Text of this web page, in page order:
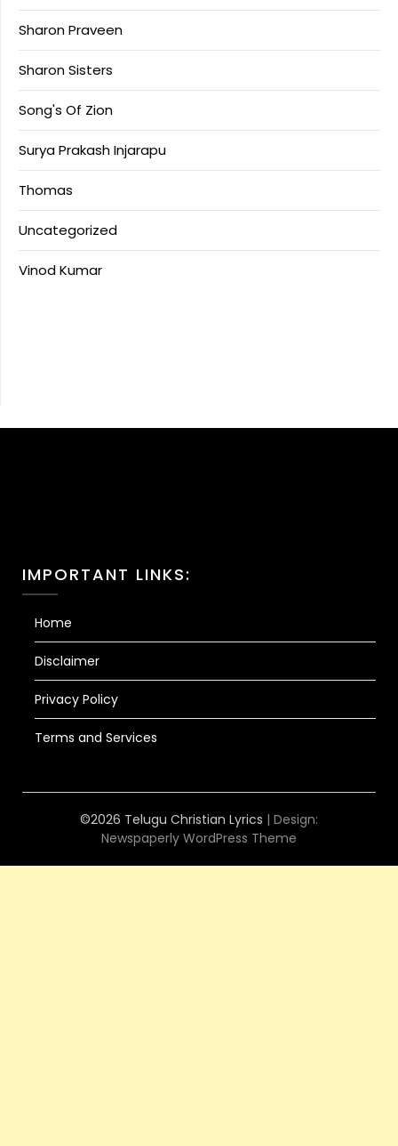
Sharon Praveen
Sharon Sisters
Song's Of Zion
Surya Prakash Injarapu
Thomas
Uncategorized
Vinod Kumar
IMPORTANT LINKS:
Home
Disclaimer
Privacy Policy
Terms and Services
©2026 Telugu Christian Lyrics | Design:
Newspaperly WordPress Theme